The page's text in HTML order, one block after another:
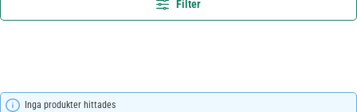
Filter
Inga produkter hittades